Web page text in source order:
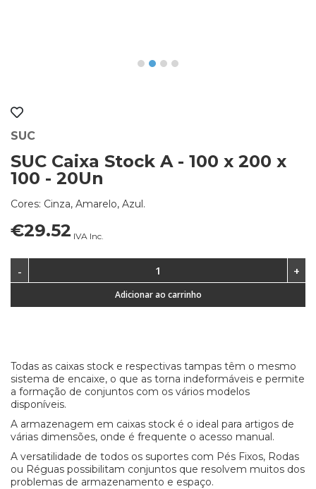
SUC
SUC Caixa Stock A - 100 x 200 x
100 - 20Un
Cores: Cinza, Amarelo, Azul.
€29.52 IVA Inc.
Adicionar ao carrinho
Todas as caixas stock e respectivas tampas têm o mesmo
sistema de encaixe, o que as torna indeformáveis e permite
a formação de conjuntos com os vários modelos
disponíveis.
A armazenagem em caixas stock é o ideal para artigos de
várias dimensões, onde é frequente o acesso manual.
A versatilidade de todos os suportes com Pés Fixos, Rodas
ou Réguas possibilitam conjuntos que resolvem muitos dos
problemas de armazenamento e espaço.